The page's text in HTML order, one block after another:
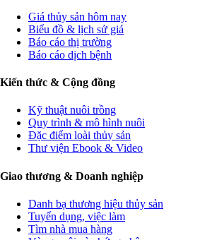
Giá thủy sản hôm nay
Biểu đồ & lịch sử giá
Báo cáo thị trường
Báo cáo dịch bệnh
Kiến thức & Cộng đồng
Kỹ thuật nuôi trồng
Quy trình & mô hình nuôi
Đặc điểm loài thủy sản
Thư viện Ebook & Video
Giao thương & Doanh nghiệp
Danh bạ thương hiệu thủy sản
Tuyển dụng, việc làm
Tìm nhà mua hàng